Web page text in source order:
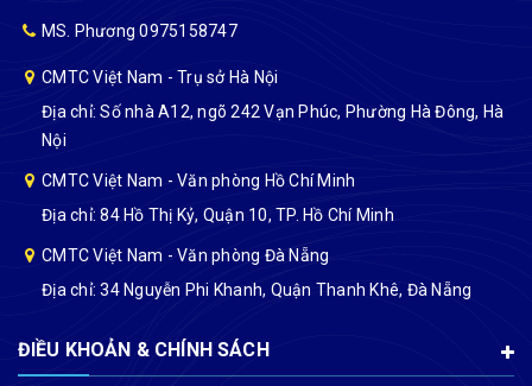
MS. Phương 0975158747
CMTC Việt Nam - Trụ sở Hà Nội
Địa chỉ: Số nhà A12, ngõ 242 Vạn Phúc, Phường Hà Đông, Hà
Nội
CMTC Việt Nam - Văn phòng Hồ Chí Minh
Địa chỉ: 84 Hồ Thị Kỷ, Quận 10, TP. Hồ Chí Minh
CMTC Việt Nam - Văn phòng Đà Nẵng
Địa chỉ: 34 Nguyễn Phi Khanh, Quận Thanh Khê, Đà Nẵng
ĐIỀU KHOẢN & CHÍNH SÁCH